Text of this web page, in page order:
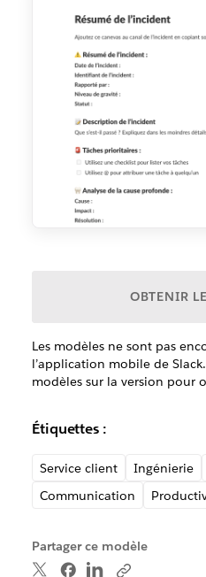
OBTENIR
Les modèles ne sont pas
l’application mobile de
modèles sur la version pour
Étiquettes :
Service client Ingénierie
Communication
Partager ce modèle